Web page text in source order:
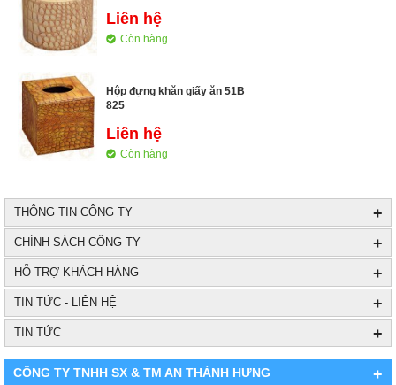
Liên hệ
Còn hàng
Hộp đựng khăn giấy ăn 51B
825
Liên hệ
Còn hàng
THÔNG TIN CÔNG TY +
CHÍNH SÁCH CÔNG TY +
HỖ TRỢ KHÁCH HÀNG +
TIN TỨC - LIÊN HỆ +
TIN TỨC +
CÔNG TY TNHH SX & TM AN THÀNH HƯNG +